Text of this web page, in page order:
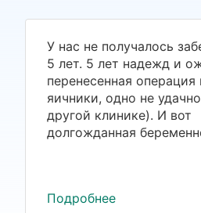
У нас не получалось
5 лет. 5 лет надежд и
перенесенная операция
яичники, одно не
другой клинике). И вот
долгожданная
Подробнее